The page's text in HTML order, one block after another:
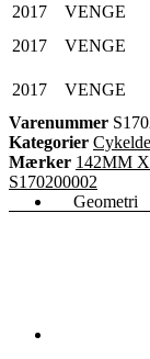
2017
VENGE
2017
VENGE
2017
VENGE
Varenummer
Kategorier
Mærker 142MM
S170200002
Geometri